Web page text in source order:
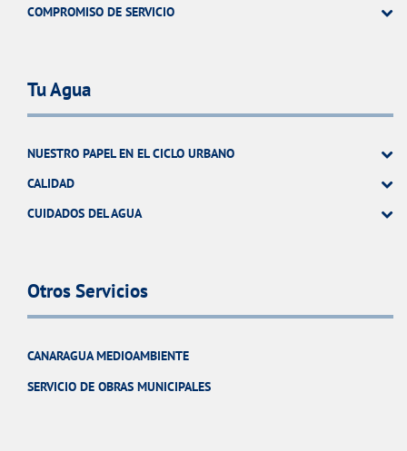
COMPROMISO DE SERVICIO
Tu Agua
NUESTRO PAPEL EN EL CICLO URBANO
CALIDAD
CUIDADOS DEL AGUA
Otros Servicios
CANARAGUA MEDIOAMBIENTE
SERVICIO DE OBRAS MUNICIPALES